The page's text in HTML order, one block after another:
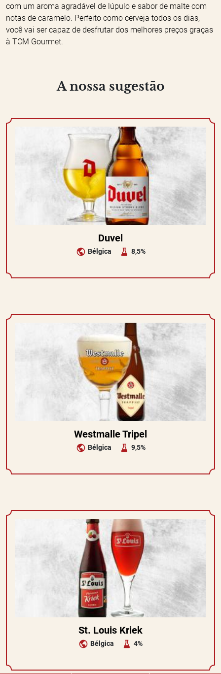
com um aroma agradável de lúpulo e sabor de malte com
notas de caramelo. Perfeito como cerveja todos os dias,
você vai ser capaz de desfrutar dos melhores preços graças
à TCM Gourmet.
A nossa sugestão
Duvel
Bélgica 8,5%
Westmalle Tripel
Bélgica 9,5%
St. Louis Kriek
Bélgica 4%